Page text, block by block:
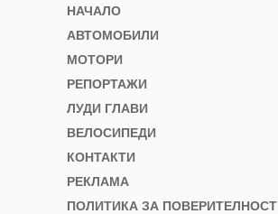
НАЧАЛО
АВТОМОБИЛИ
МОТОРИ
РЕПОРТАЖИ
ЛУДИ ГЛАВИ
ВЕЛОСИПЕДИ
КОНТАКТИ
РЕКЛАМА
ПОЛИТИКА ЗА ПОВЕРИТЕЛНОСТ